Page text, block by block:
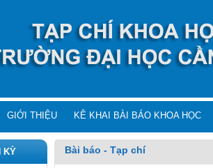
GIỚI THIỆU KÊ KHAI BÀI BÁO KHOA HỌC
KỲ Bài báo - Tạp chí